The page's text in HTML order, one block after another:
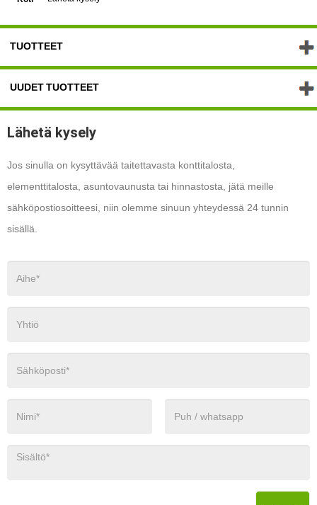
TUOTTEET
UUDET TUOTTEET
Lähetä kysely
Jos sinulla on kysyttävää taitettavasta konttitalosta,
elementtitalosta, asuntovaunusta tai hinnastosta, jätä meille
sähköpostiosoitteesi, niin olemme sinuun yhteydessä 24 tunnin
sisällä.